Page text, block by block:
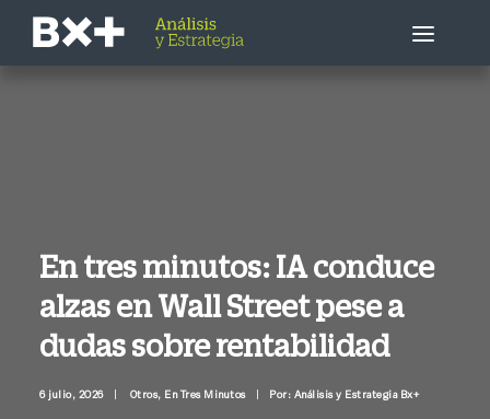
Economía
Otros
Llámenme ahora
En tres minutos: IA conduce
alzas en Wall Street pese a
dudas sobre rentabilidad
6 julio, 2026 Otros, En Tres Minutos Por: Análisis y Estrategia Bx+